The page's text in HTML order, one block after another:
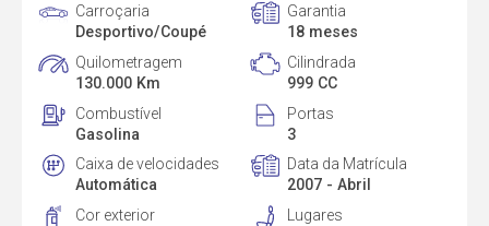
Carroçaria
Desportivo/Coupé
Garantia
18 meses
Quilometragem
130.000 Km
Cilindrada
999 CC
Combustível
Gasolina
Portas
3
Caixa de velocidades
Automática
Data da Matrícula
2007 - Abril
Cor exterior
Lugares